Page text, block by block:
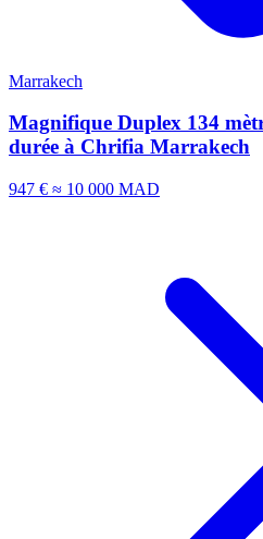
Marrakech
Magnifique Duplex 134
durée à Chrifia Marrakech
947 € ≈ 10 000 MAD